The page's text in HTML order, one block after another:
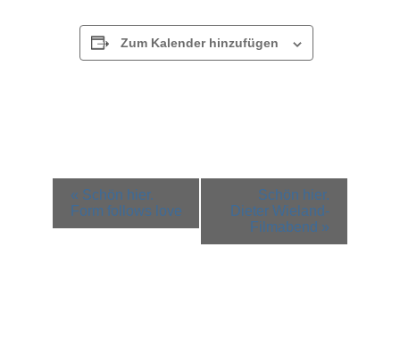
Zum Kalender hinzufügen
Veranstaltung-
Navigation
« Schön hier.
Form follows love
Schön hier.
Dieter Wieland-
Filmabend »